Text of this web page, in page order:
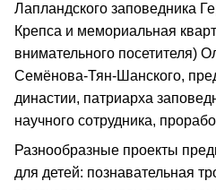
Лапландского заповедника
Крепса и мемориальная
внимательного посетителя)
Семёнова-Тян-Шанского,
династии, патриарха
научного сотрудника,
Разнообразные проекты
для детей: познавательная